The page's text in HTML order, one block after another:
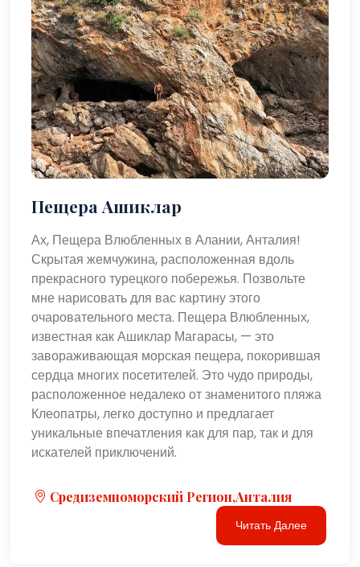
Пещера Ашиклар
Ах, Пещера Влюбленных в Алании, Анталия!
Скрытая жемчужина, расположенная вдоль
прекрасного турецкого побережья. Позвольте
мне нарисовать для вас картину этого
очаровательного места. Пещера Влюбленных,
известная как Ашиклар Магарасы, — это
завораживающая морская пещера, покорившая
сердца многих посетителей. Это чудо природы,
расположенное недалеко от знаменитого пляжа
Клеопатры, легко доступно и предлагает
уникальные впечатления как для пар, так и для
искателей приключений.
Средиземноморский Регион,Анталия
Читать Далее